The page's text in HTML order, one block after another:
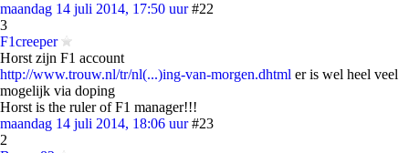
maandag 14 juli 2014, 17:50 uur #22
3
F1creeper
Horst zijn F1 account
http://www.trouw.nl/tr/nl(...)ing-van-morgen.dhtml er is wel heel veel
mogelijk via doping
Horst is the ruler of F1 manager!!!
maandag 14 juli 2014, 18:06 uur #23
2